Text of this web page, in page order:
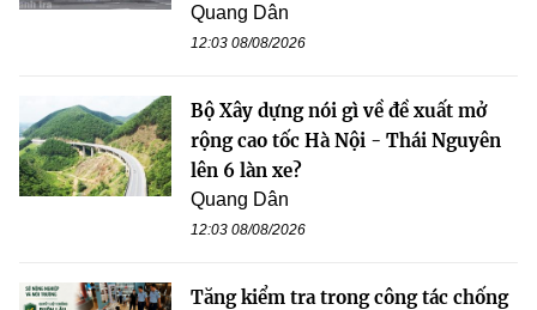
Quang Dân
12:03 08/08/2026
Bộ Xây dựng nói gì về đề xuất mở
rộng cao tốc Hà Nội - Thái Nguyên
lên 6 làn xe?
Quang Dân
12:03 08/08/2026
Tăng kiểm tra trong công tác chống